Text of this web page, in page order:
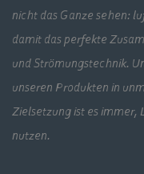
nicht das Ganze sehen:
damit das perfekte
und Strömungstechnik.
unseren Produkten in
Zielsetzung ist es immer,
nutzen.